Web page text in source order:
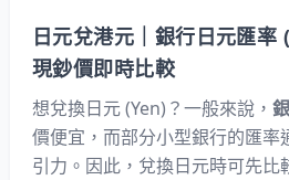
日元兌港元｜銀行日元匯
現鈔價即時比較
想兌換日元 (Yen)？一般來說，
價便宜，而部分小型銀行的匯率
引力。因此，兌換日元時可先比